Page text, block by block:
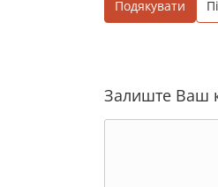
Подякувати
Залиште Ваш